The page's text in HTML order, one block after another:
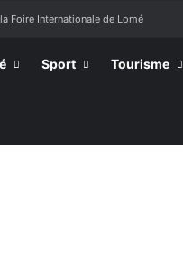
Foire Internationale de Lomé
Sport Tourisme